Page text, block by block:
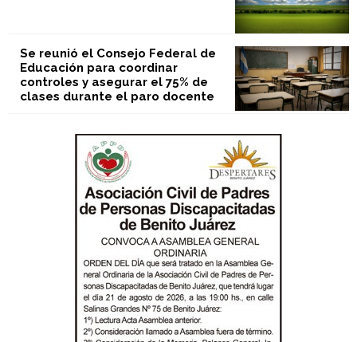
Se reunió el Consejo Federal de
Educación para coordinar
controles y asegurar el 75% de
clases durante el paro docente